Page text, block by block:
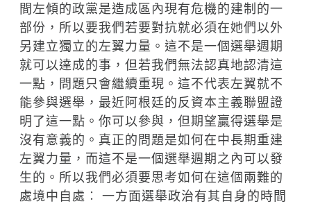
間左傾的政黨是造成區內現有危機的建制的一
部份，所以要我們若要對抗就必須在她們以外
另建立獨立的左翼力量。這不是一個選舉週期
就可以達成的事，但若我們無法認真地認清這
一點，問題只會繼續重現。這不代表左翼就不
能參與選舉，最近阿根廷的反資本主義聯盟證
明了這一點。你可以參與，但期望贏得選舉是
沒有意義的。真正的問題是如何在中長期重建
左翼力量，而這不是一個選舉週期之內可以發
生的。所以我們必須要思考如何在這個兩難的
處境中自處︰ 一方面選舉政治有其自身的時間